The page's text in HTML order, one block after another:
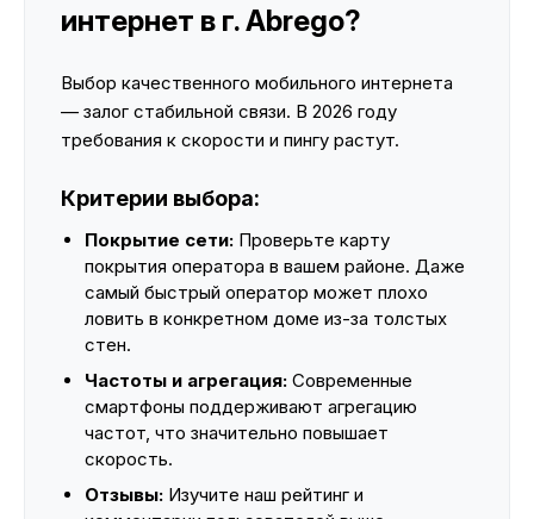
интернет в г. Abrego?
Выбор качественного мобильного интернета
— залог стабильной связи. В 2026 году
требования к скорости и пингу растут.
Критерии выбора:
Покрытие сети: Проверьте карту
покрытия оператора в вашем районе. Даже
самый быстрый оператор может плохо
ловить в конкретном доме из-за толстых
стен.
Частоты и агрегация: Современные
смартфоны поддерживают агрегацию
частот, что значительно повышает
скорость.
Отзывы: Изучите наш рейтинг и